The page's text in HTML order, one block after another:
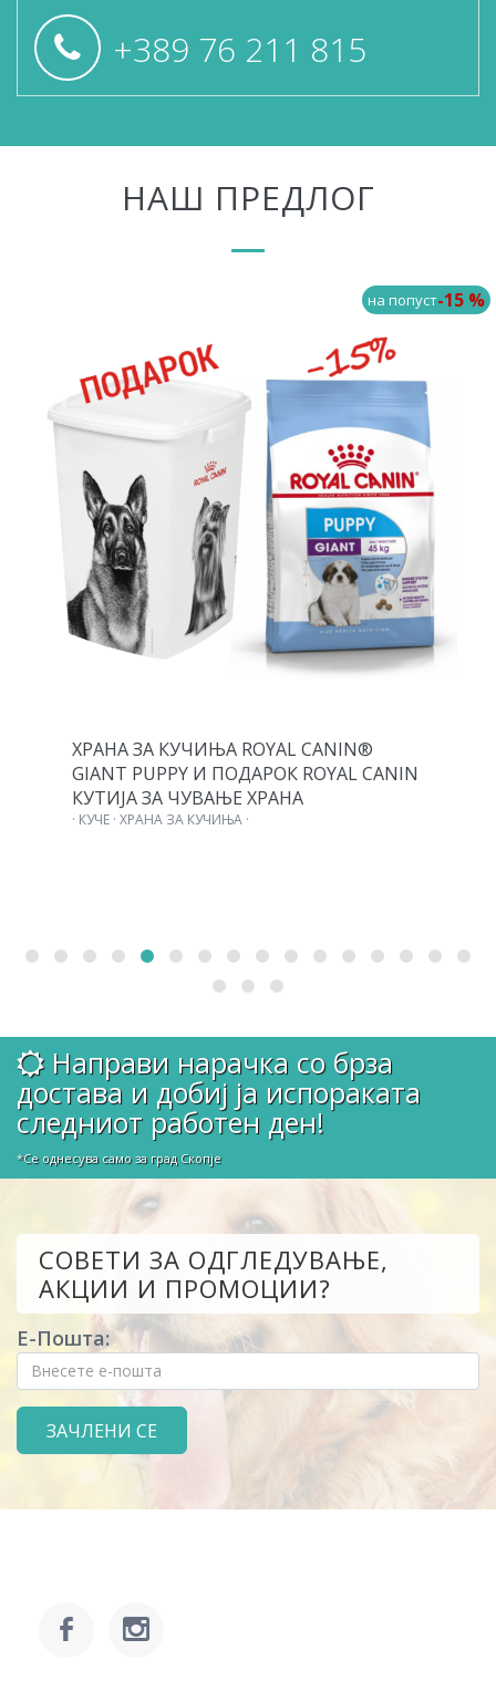
+389 76 211 815
НАШ ПРЕДЛОГ
на попуст-15 %
ХРАНА ЗА КУЧИЊА ROYAL CANIN®
GIANT PUPPY И ПОДАРОК ROYAL CANIN
КУТИЈА ЗА ЧУВАЊЕ ХРАНА
· КУЧЕ · ХРАНА ЗА КУЧИЊА ·
Направи нарачка со брза
достава и добиј ја испораката
следниот работен ден!
*Се однесува само за град Скопје
СОВЕТИ ЗА ОДГЛЕДУВАЊЕ,
АКЦИИ И ПРОМОЦИИ?
Е-Пошта: